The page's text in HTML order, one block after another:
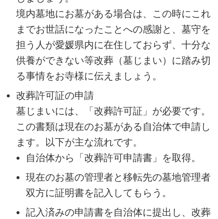
境内墓地にお墓がある場合は、この時にこれ
までお世話になったことへの感謝と、墓守を
担う人が愛媛県内に在住しておらず、十分な
供養ができない等改葬（墓じまい）に踏み切
る事情をお寺様に伝えましょう。
改葬許可証の申請
墓じまいには、「改葬許可証」が必要です。
この書類は現在のお墓がある自治体で申請し
ます。以下が主な流れです。
自治体から「改葬許可申請書」を取得。
現在のお墓の管理者と移転先の墓地管理者
双方に証明書を記入してもらう。
記入済みの申請書を自治体に提出し、改葬